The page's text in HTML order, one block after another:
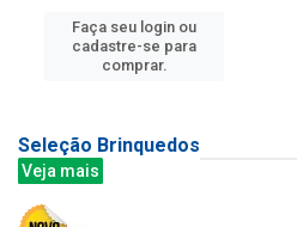
Faça seu login ou
cadastre-se para
comprar.
Seleção Brinquedos
Veja mais